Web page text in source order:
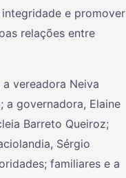
e promover
relações entre
vereadora Neiva
a governadora, Elaine
Barreto Queiroz;
Sérgio
familiares e a